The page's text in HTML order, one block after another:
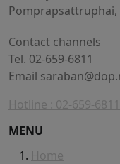
Pomprapsattruphai,
Contact channels
Tel. 02-659-6811
Email
Hotline : 02-659-6811
MENU
Home